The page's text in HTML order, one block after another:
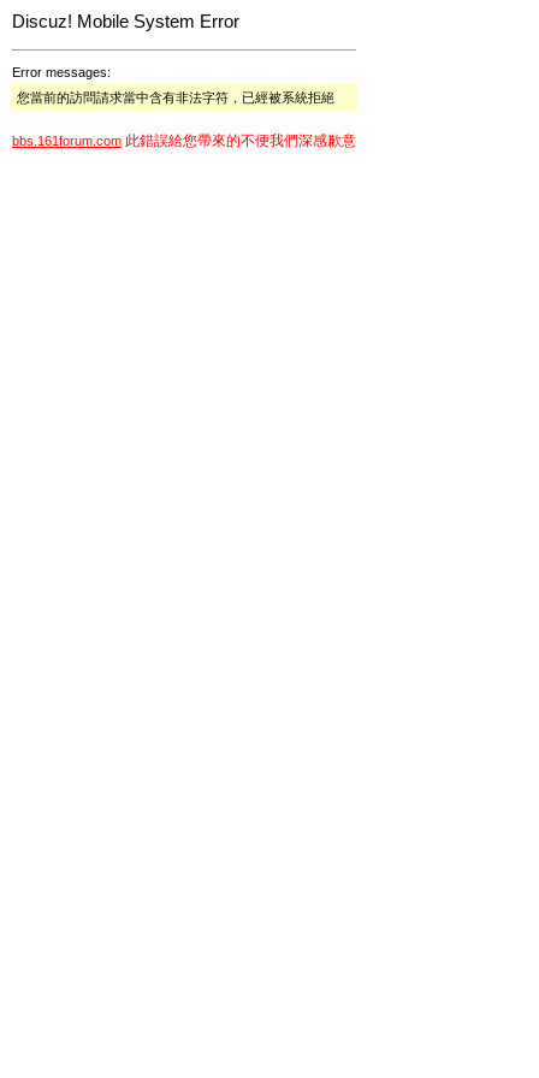
Discuz! Mobile System Error
Error messages:
您當前的訪問請求當中含有非法字符，已經被系統拒絕
bbs.161forum.com 此錯誤給您帶來的不便我們深感歉意